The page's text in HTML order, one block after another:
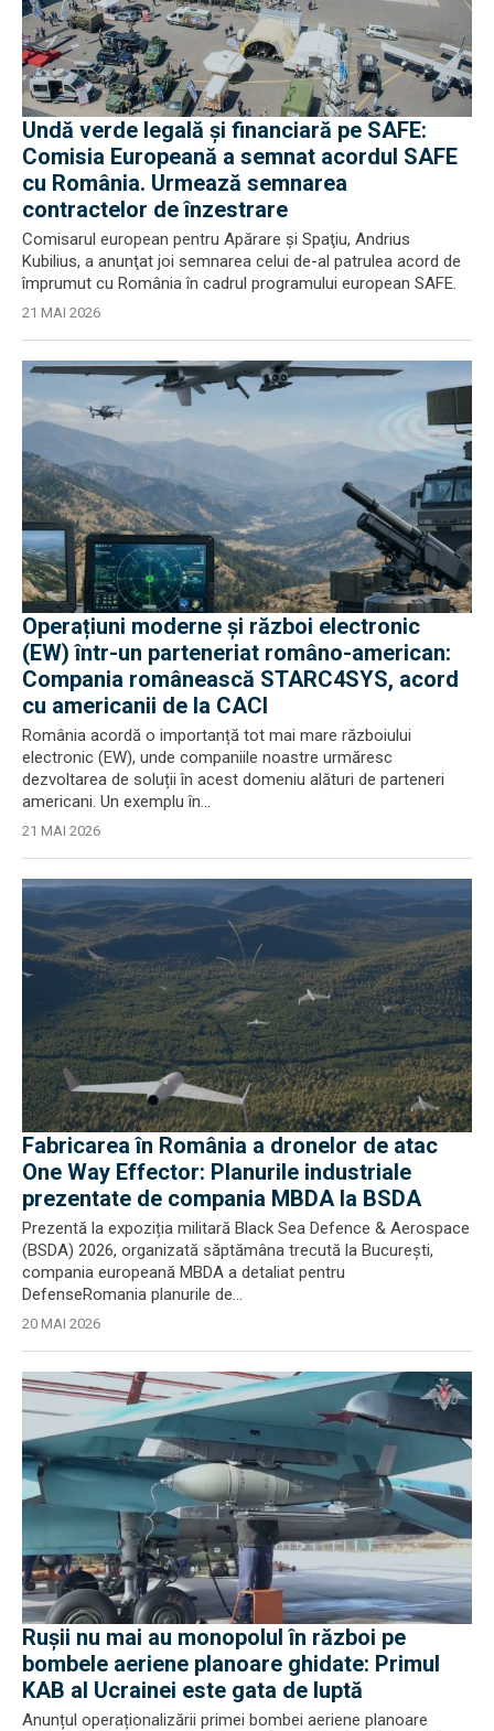
Undă verde legală și financiară pe SAFE:
Comisia Europeană a semnat acordul SAFE
cu România. Urmează semnarea
contractelor de înzestrare
Comisarul european pentru Apărare şi Spaţiu, Andrius
Kubilius, a anunţat joi semnarea celui de-al patrulea acord de
împrumut cu România în cadrul programului european SAFE.
21 MAI 2026
Operațiuni moderne și război electronic
(EW) într-un parteneriat româno-american:
Compania românească STARC4SYS, acord
cu americanii de la CACI
România acordă o importanță tot mai mare războiului
electronic (EW), unde companiile noastre urmăresc
dezvoltarea de soluții în acest domeniu alături de parteneri
americani. Un exemplu în...
21 MAI 2026
Fabricarea în România a dronelor de atac
One Way Effector: Planurile industriale
prezentate de compania MBDA la BSDA
Prezentă la expoziția militară Black Sea Defence & Aerospace
(BSDA) 2026, organizată săptămâna trecută la București,
compania europeană MBDA a detaliat pentru
DefenseRomania planurile de...
20 MAI 2026
Rușii nu mai au monopolul în război pe
bombele aeriene planoare ghidate: Primul
KAB al Ucrainei este gata de luptă
Anunțul operaționalizării primei bombei aeriene planoare